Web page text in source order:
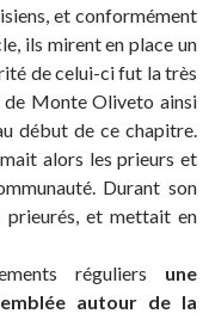
et conformément
ils mirent en place un
de celui-ci fut la très
de Monte Oliveto ainsi
début de ce chapitre.
alors les prieurs et
Durant son
prieurés, et mettait en
réguliers une
autour de la